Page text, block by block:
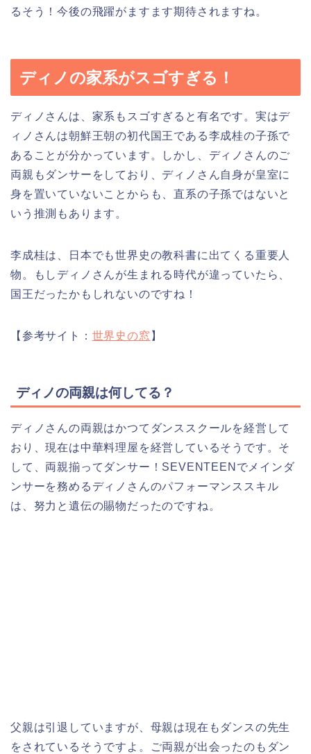
るそう！今後の飛躍がますます期待されますね。
ディノの家系がスゴすぎる！
ディノさんは、家系もスゴすぎると有名です。実はデ
ィノさんは朝鮮王朝の初代国王である李成桂の子孫で
あることが分かっています。しかし、ディノさんのご
両親もダンサーをしており、ディノさん自身が皇室に
身を置いていないことからも、直系の子孫ではないと
いう推測もあります。
李成桂は、日本でも世界史の教科書に出てくる重要人
物。もしディノさんが生まれる時代が違っていたら、
国王だったかもしれないのですね！
【参考サイト： 世界史の窓 】
ディノの両親は何してる？
ディノさんの両親はかつてダンススクールを経営して
おり、現在は中華料理屋を経営しているそうです。そ
して、両親揃ってダンサー！SEVENTEENでメインダ
ンサーを務めるディノさんのパフォーマンススキル
は、努力と遺伝の賜物だったのですね。
父親は引退していますが、母親は現在もダンスの先生
をされているそうですよ。ご両親が出会ったのもダン